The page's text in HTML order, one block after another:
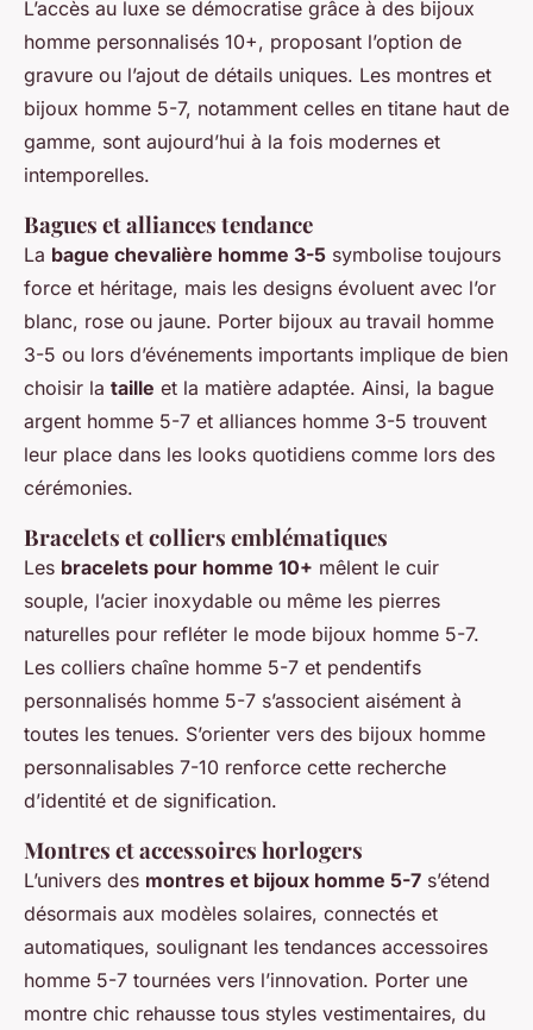
L’accès au luxe se démocratise grâce à des bijoux
homme personnalisés 10+, proposant l’option de
gravure ou l’ajout de détails uniques. Les montres et
bijoux homme 5-7, notamment celles en titane haut de
gamme, sont aujourd’hui à la fois modernes et
intemporelles.
Bagues et alliances tendance
La bague chevalière homme 3-5 symbolise toujours
force et héritage, mais les designs évoluent avec l’or
blanc, rose ou jaune. Porter bijoux au travail homme
3-5 ou lors d’événements importants implique de bien
choisir la taille et la matière adaptée. Ainsi, la bague
argent homme 5-7 et alliances homme 3-5 trouvent
leur place dans les looks quotidiens comme lors des
cérémonies.
Bracelets et colliers emblématiques
Les bracelets pour homme 10+ mêlent le cuir
souple, l’acier inoxydable ou même les pierres
naturelles pour refléter le mode bijoux homme 5-7.
Les colliers chaîne homme 5-7 et pendentifs
personnalisés homme 5-7 s’associent aisément à
toutes les tenues. S’orienter vers des bijoux homme
personnalisables 7-10 renforce cette recherche
d’identité et de signification.
Montres et accessoires horlogers
L’univers des montres et bijoux homme 5-7 s’étend
désormais aux modèles solaires, connectés et
automatiques, soulignant les tendances accessoires
homme 5-7 tournées vers l’innovation. Porter une
montre chic rehausse tous styles vestimentaires, du